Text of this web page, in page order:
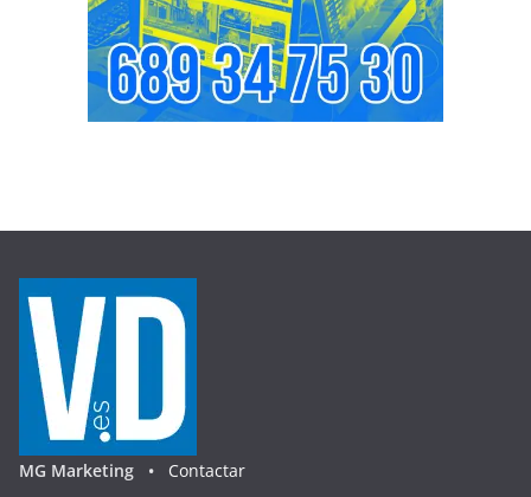
MG Marketing • Contactar